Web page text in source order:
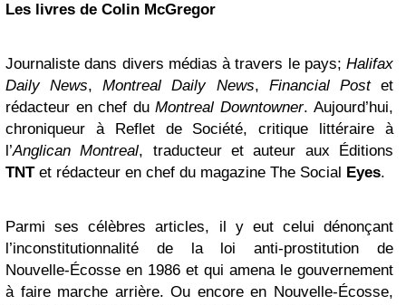
Les livres de Colin McGregor
Journaliste dans divers médias à travers le pays; Halifax
Daily News,Montreal Daily News, Financial Postet
rédacteur en chef du Montreal Downtowner. Aujourd’hui,
chroniqueur à Reflet de Société, critique littéraire à
l’Anglican Montreal, traducteur et auteur aux Éditions
TNTet rédacteur en chef du magazine The Social Eyes.
Parmi ses célèbres articles, il y eut celui dénonçant
l’inconstitutionnalité de la loi anti-prostitution de
Nouvelle-Écosse en 1986 et qui amena le gouvernement
à faire marche arrière. Ou encore en Nouvelle-Écosse,